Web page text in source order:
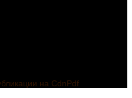
на CdnPdf